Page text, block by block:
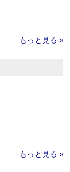
もっと見る »
もっと見る »